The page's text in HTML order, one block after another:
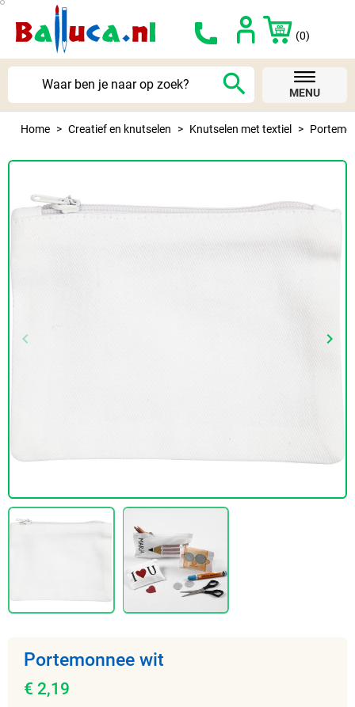
(0)
search MENU
Home Creatief en knutselen Knutselen met textiel
Vorige
keyboard_arrow_left keyboard_arrow_right
Portemonnee wit
€ 2,19